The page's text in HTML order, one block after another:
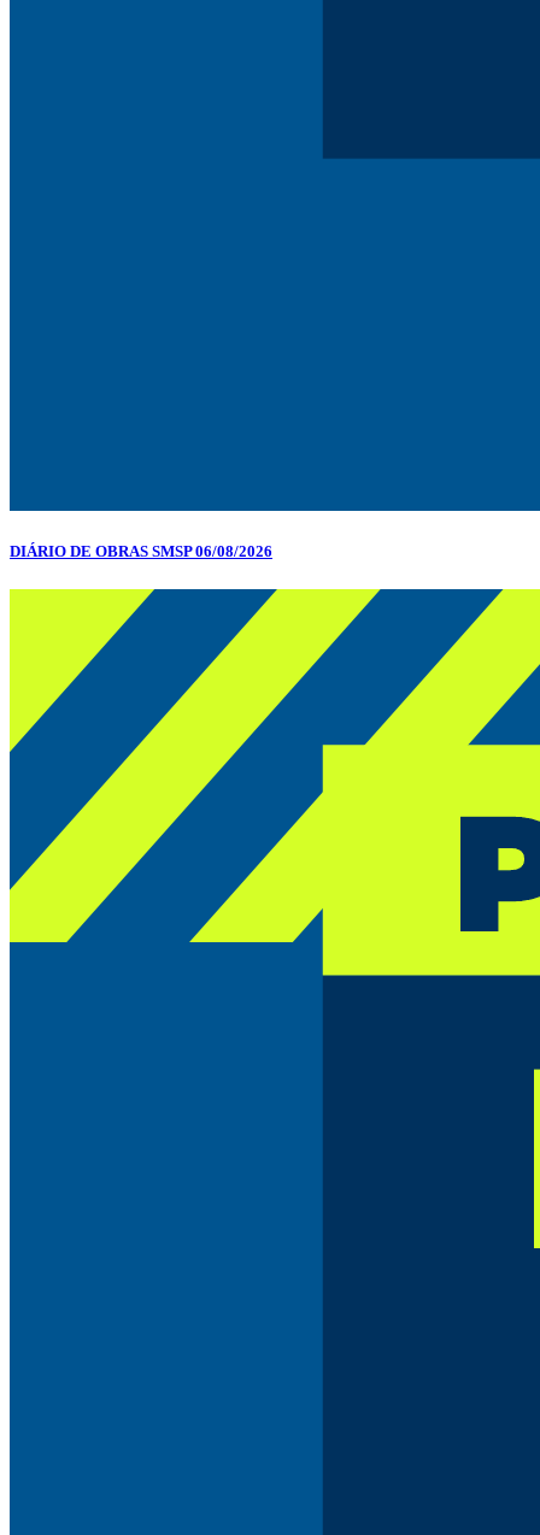
DIÁRIO DE OBRAS SMSP 06/08/2026